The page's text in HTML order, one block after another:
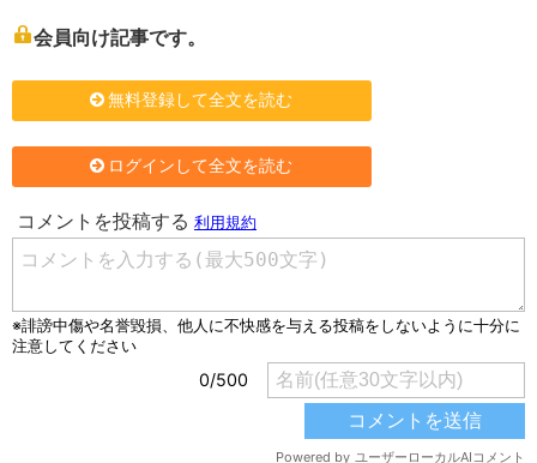
会員向け記事です。
無料登録して全文を読む
ログインして全文を読む